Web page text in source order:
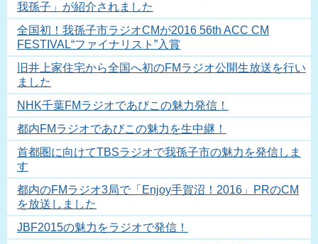
我孫子」が紹介されました
全国初！我孫子市ラジオCMが2016 56th ACC CM
FESTIVAL“ファイナリスト”入賞
旧井上家住宅から全国へ初のFMラジオ公開生放送を行い
ました
NHK千葉FMラジオであびこの魅力発信！
都内FMラジオであびこの魅力を生中継！
首都圏に向けてTBSラジオで我孫子市の魅力を発信しま
す
都内のFMラジオ3局で「Enjoy手賀沼！2016」PRのCM
を放送しました
JBF2015の魅力をラジオで発信！